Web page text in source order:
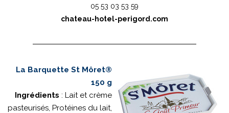
05 53 03 53 59
chateau-hotel-perigord.com
La Barquette St Môret®
150 g
Ingrédients : Lait et crème
pasteurisés, Protéines du lait,